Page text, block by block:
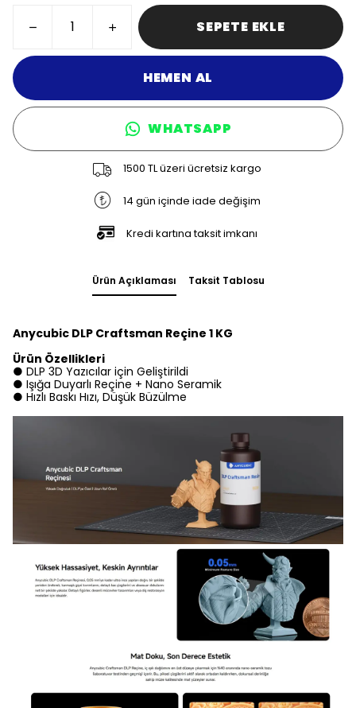
SEPETE EKLE
HEMEN AL
WHATSAPP
1500 TL üzeri ücretsiz kargo
14 gün içinde iade değişim
Kredi kartına taksit imkanı
Ürün Açıklaması Taksit Tablosu
Anycubic DLP Craftsman Reçine 1 KG
Ürün Özellikleri
● DLP 3D Yazıcılar için Geliştirildi
● Işığa Duyarlı Reçine + Nano Seramik
● Hızlı Baskı Hızı, Düşük Büzülme